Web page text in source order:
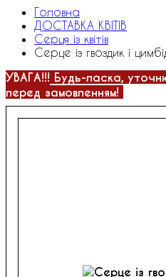
Головна
ДОСТАВКА КВІТІВ
Серця із квітів
Серце із гвоздик і
УВАГА!!! Будь-ласка,
перед замовленням!